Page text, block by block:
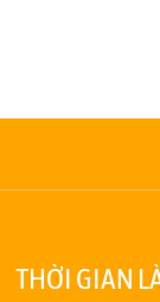
THỜI GIAN